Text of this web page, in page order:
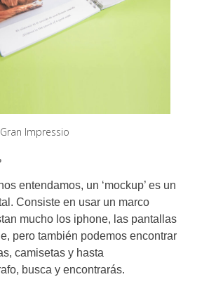
Impressio
entendamos, un ‘mockup’ es un
Consiste en usar un marco
mucho los iphone, las pantallas
pero también podemos encontrar
camisetas y hasta
busca y encontrarás.